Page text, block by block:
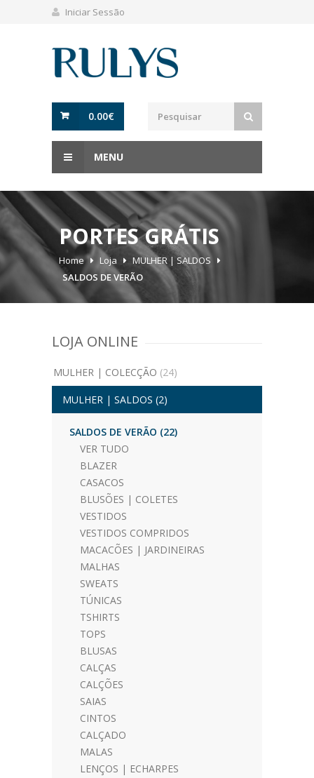
Iniciar Sessão
0.00€
MENU
PORTES GRÁTIS
Home Loja
MULHER | SALDOS
SALDOS DE VERÃO
LOJA ONLINE
MULHER | COLECÇÃO (24)
MULHER | SALDOS (2)
SALDOS DE VERÃO (22)
VER TUDO
BLAZER
CASACOS
BLUSÕES | COLETES
VESTIDOS
VESTIDOS COMPRIDOS
MACACÕES | JARDINEIRAS
MALHAS
SWEATS
TÚNICAS
TSHIRTS
TOPS
BLUSAS
CALÇAS
CALÇÕES
SAIAS
CINTOS
CALÇADO
MALAS
LENÇOS | ECHARPES